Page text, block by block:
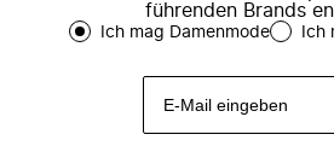
führenden Brands
Ich mag Damenmode Ich